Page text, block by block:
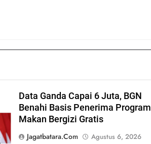
Data Ganda Capai 6 Juta, BGN
Benahi Basis Penerima Program
Makan Bergizi Gratis
Jagatbatara.com
Agustus 6, 2026